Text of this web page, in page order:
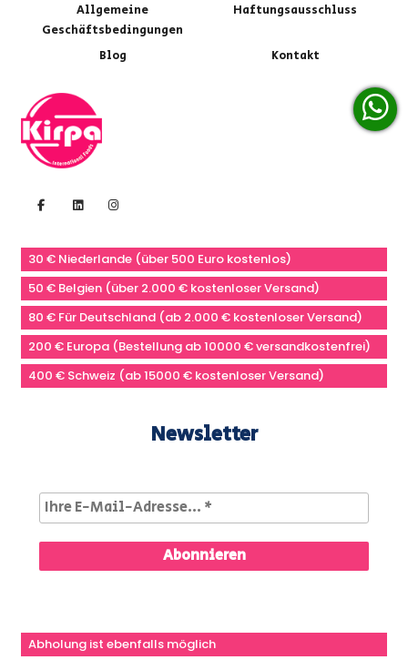
Allgemeine
Geschäftsbedingungen
Haftungsausschluss
Blog Kontakt
30 € Niederlande (über 500 Euro kostenlos)
50 € Belgien (über 2.000 € kostenloser Versand)
80 € Für Deutschland (ab 2.000 € kostenloser Versand)
200 € Europa (Bestellung ab 10000 € versandkostenfrei)
400 € Schweiz (ab 15000 € kostenloser Versand)
Newsletter
Abholung ist ebenfalls möglich